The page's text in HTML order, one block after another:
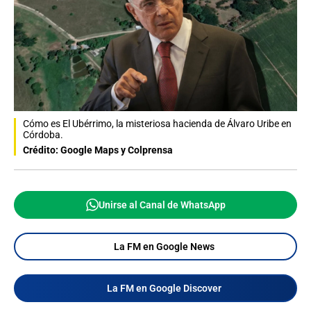
Cómo es El Ubérrimo, la misteriosa hacienda de Álvaro Uribe en
Córdoba.
Crédito: Google Maps y Colprensa
Unirse al Canal de WhatsApp
La FM en Google News
La FM en Google Discover